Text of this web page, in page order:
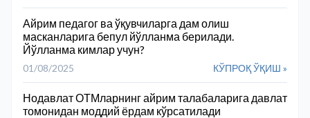
Айрим педагог ва ўқувчиларга дам олиш
масканларига бепул йўлланма берилади.
Йўлланма кимлар учун?
01/08/2025 КЎПРОҚ ЎҚИШ »
Нодавлат ОТМларнинг айрим талабаларига давлат
томонидан моддий ёрдам кўрсатилади